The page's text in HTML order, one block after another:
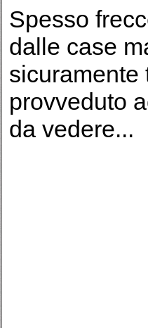
Spesso
dalle case
sicuramente
provveduto
da vedere...